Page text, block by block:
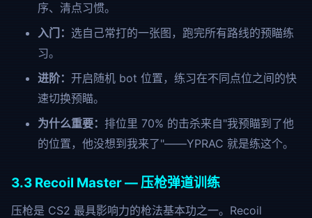
序、清点习惯。
入门： 选自己常打的一张图，跑完所有路线的预瞄练
习。
进阶： 开启随机 bot 位置，练习在不同点位之间的快
速切换预瞄。
为什么重要： 排位里 70% 的击杀来自"我预瞄到了他
的位置，他没想到我来了"——YPRAC 就是练这个。
3.3 Recoil Master — 压枪弹道训练
压枪是 CS2 最具影响力的枪法基本功之一。Recoil